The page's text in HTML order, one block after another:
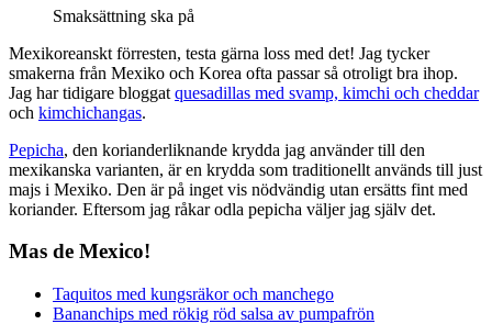
Smaksättning ska på
Mexikoreanskt förresten, testa gärna loss med det! Jag tycker
smakerna från Mexiko och Korea ofta passar så otroligt bra ihop.
Jag har tidigare bloggat quesadillas med svamp, kimchi och cheddar
och kimchichangas.
Pepicha, den korianderliknande krydda jag använder till den
mexikanska varianten, är en krydda som traditionellt används till just
majs i Mexiko. Den är på inget vis nödvändig utan ersätts fint med
koriander. Eftersom jag råkar odla pepicha väljer jag själv det.
Mas de Mexico!
Taquitos med kungsräkor och manchego
Bananchips med rökig röd salsa av pumpafrön